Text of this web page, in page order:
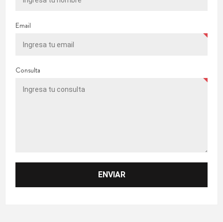
Email
Consulta